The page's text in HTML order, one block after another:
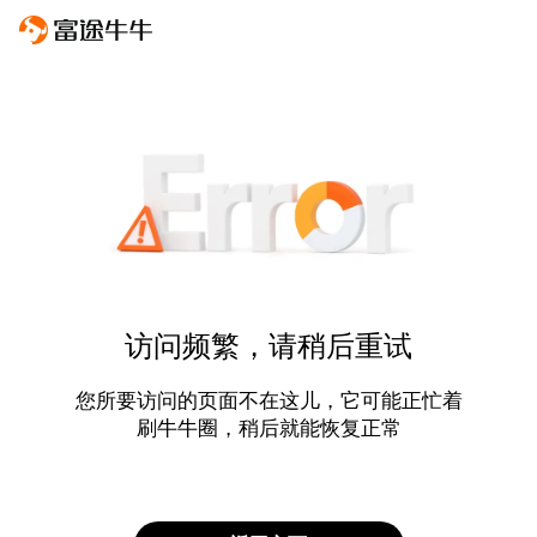
访问频繁，请稍后重试
您所要访问的页面不在这儿，它可能正忙着
刷牛牛圈，稍后就能恢复正常